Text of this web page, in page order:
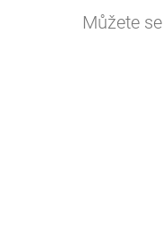
Můžete